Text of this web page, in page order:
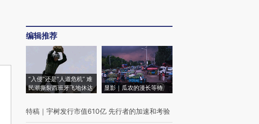
编辑推荐
“入侵”还是“人道危机” 难
民潮撕裂西班牙飞地休达
显影｜瓜农的漫长等待
特稿 ｜ 宇树发行市值610亿 先行者的加速和考验